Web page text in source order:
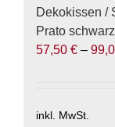
Dekokissen /
Prato schwarz
57,50 € –
inkl. MwSt.